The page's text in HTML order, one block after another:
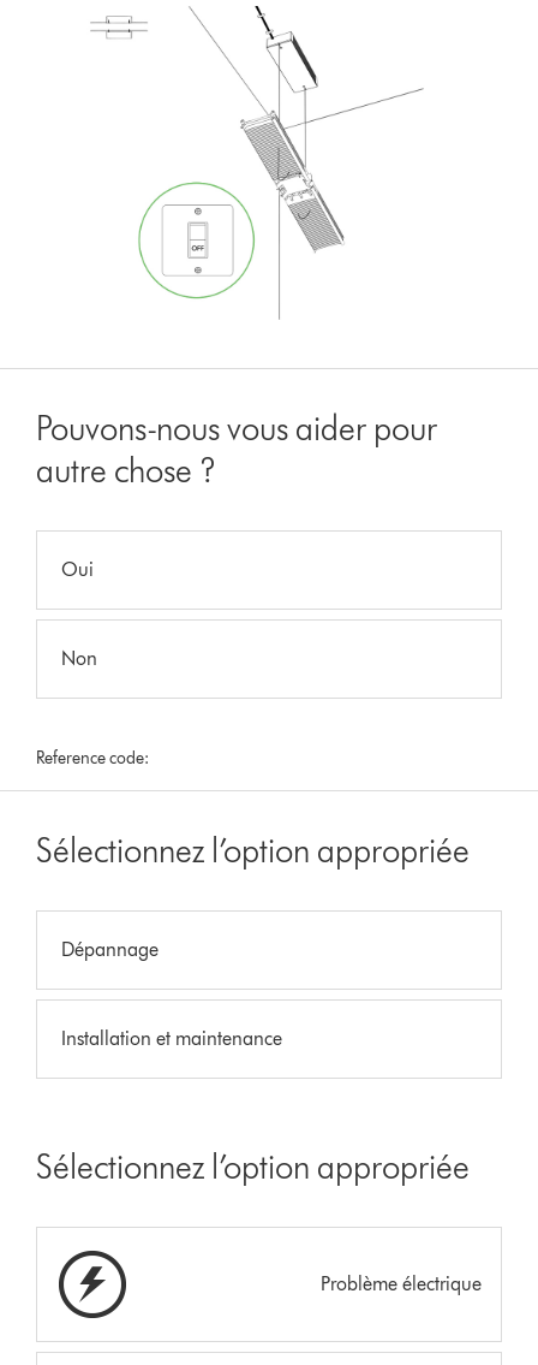
Pouvons-nous vous aider pour
autre chose ?
Oui
Non
Reference code:
Sélectionnez l’option appropriée
Dépannage
Installation et maintenance
Sélectionnez l’option appropriée
Problème électrique